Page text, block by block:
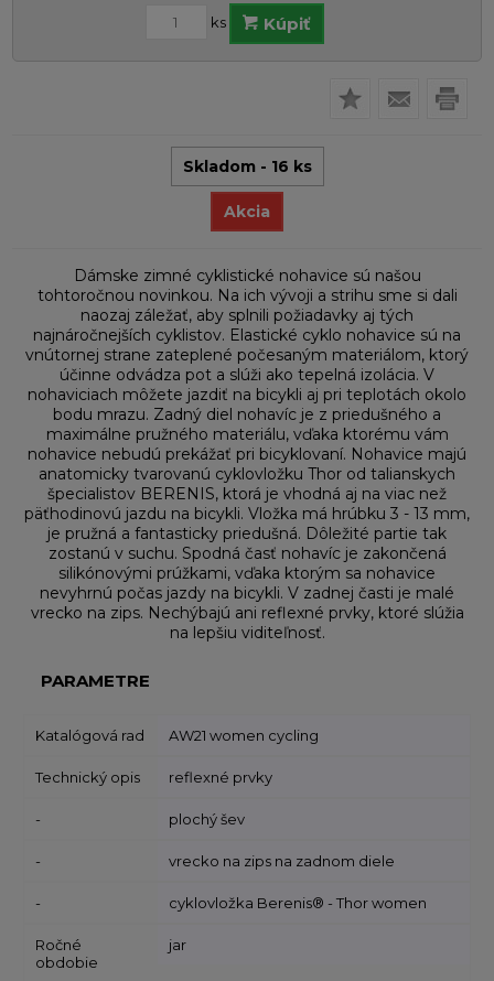
ks Kúpiť
Skladom - 16 ks
Akcia
Dámske zimné cyklistické nohavice sú našou
tohtoročnou novinkou. Na ich vývoji a strihu sme si dali
naozaj záležať, aby splnili požiadavky aj tých
najnáročnejších cyklistov. Elastické cyklo nohavice sú na
vnútornej strane zateplené počesaným materiálom, ktorý
účinne odvádza pot a slúži ako tepelná izolácia. V
nohaviciach môžete jazdiť na bicykli aj pri teplotách okolo
bodu mrazu. Zadný diel nohavíc je z priedušného a
maximálne pružného materiálu, vďaka ktorému vám
nohavice nebudú prekážať pri bicyklovaní. Nohavice majú
anatomicky tvarovanú cyklovložku Thor od talianskych
špecialistov BERENIS, ktorá je vhodná aj na viac než
päťhodinovú jazdu na bicykli. Vložka má hrúbku 3 - 13 mm,
je pružná a fantasticky priedušná. Dôležité partie tak
zostanú v suchu. Spodná časť nohavíc je zakončená
silikónovými prúžkami, vďaka ktorým sa nohavice
nevyhrnú počas jazdy na bicykli. V zadnej časti je malé
vrecko na zips. Nechýbajú ani reflexné prvky, ktoré slúžia
na lepšiu viditeľnosť.
PARAMETRE
Katalógová rad AW21 women cycling
Technický opis reflexné prvky
- plochý šev
- vrecko na zips na zadnom diele
- cyklovložka Berenis® - Thor women
Ročné
obdobie
jar